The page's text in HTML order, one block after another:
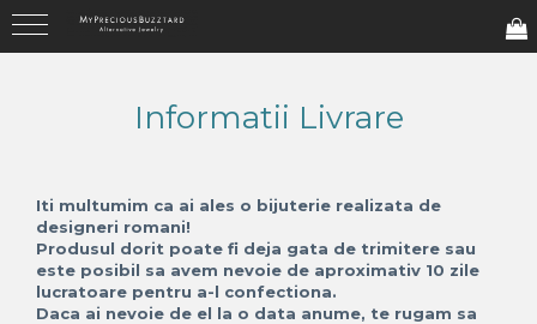
Tu Vei Avea Stele Care Rad
Fire Din Poveste
Family (Oh, Boys&girls!)
Cercei
Coliere
Inele
Coliere
Inele
Pin
Coliere
Inele
Butoni
Brose
Informatii Livrare
Iti multumim ca ai ales o bijuterie realizata de
designeri romani!
Produsul dorit poate fi deja gata de trimitere sau
este posibil sa avem nevoie de aproximativ 10 zile
lucratoare pentru a-l confectiona.
Daca ai nevoie de el la o data anume, te rugam sa